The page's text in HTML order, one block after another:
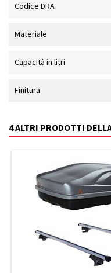
Codice DRA
Materiale
Capacità in litri
Finitura
4 ALTRI PRODOTTI